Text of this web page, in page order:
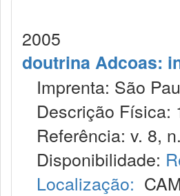
2005
doutrina Adcoas:
Imprenta: São
Descrição Física:
Referência: v. 8,
Disponibilidade:
Localização: CAM